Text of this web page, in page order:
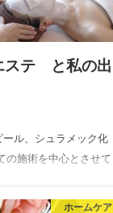
ステ と私の出
ル、シュラメック化
の施術を中心とさせて
ーヌジャポン 撤退と
ホームケア